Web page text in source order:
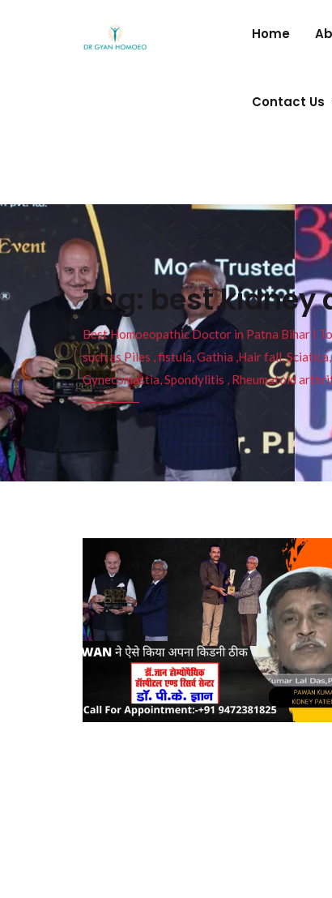
Home
Contact Us
Tag: best kidney
Best Homoeopathic Doctor in Patna Bihar I
such as Piles , fistula, Gathia ,Hair fall,
Gynecomastia, Spondylitis , Rheumatoid